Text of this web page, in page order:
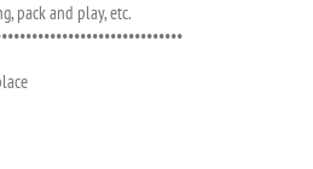
pack and play, etc.